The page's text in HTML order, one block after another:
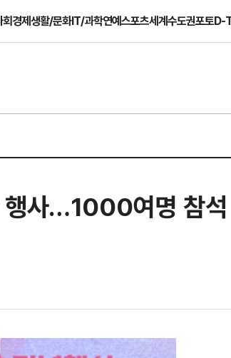
회경제생활/문화IT/과학연예스포츠세계수도권포토D-
행사…1000여명 참석